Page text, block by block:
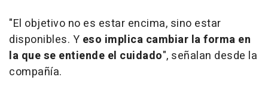
"El objetivo no es estar encima, sino estar
disponibles. Y eso implica cambiar la forma en
la que se entiende el cuidado", señalan desde la
compañía.